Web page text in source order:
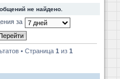
не найдено.
за
• Страница1 из1